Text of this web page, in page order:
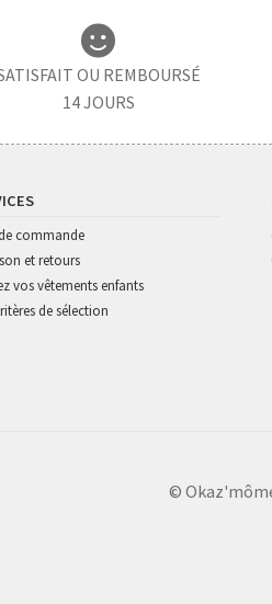
OU REMBOURSÉ
14 JOURS
commande
et retours
vos vêtements enfants
de sélection
©